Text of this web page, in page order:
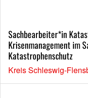
Sachbearbeiter*in
Krisenmanagement im
Katastrophenschutz
Kreis Schleswig-